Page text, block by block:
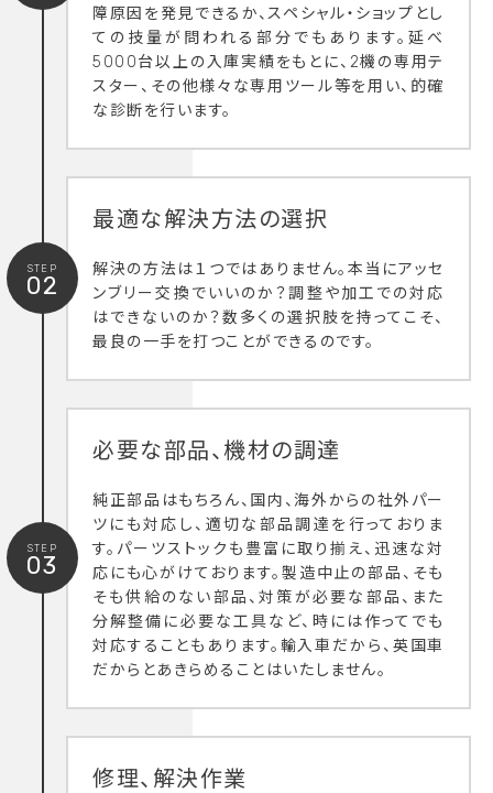
障原因を発見できるか、スペシャル・ショップとし
ての技量が問われる部分でもあります。延べ
5000台以上の入庫実績をもとに、2機の専用テ
スター、その他様々な専用ツール等を用い、的確
な診断を行います。
STEP
02
最適な解決方法の選択
解決の方法は１つではありません。本当にアッセ
ンブリー交換でいいのか？調整や加工での対応
はできないのか？数多くの選択肢を持ってこそ、
最良の一手を打つことができるのです。
STEP
03
必要な部品、機材の調達
純正部品はもちろん、国内、海外からの社外パー
ツにも対応し、適切な部品調達を行っておりま
す。パーツストックも豊富に取り揃え、迅速な対
応にも心がけております。製造中止の部品、そも
そも供給のない部品、対策が必要な部品、また
分解整備に必要な工具など、時には作ってでも
対応することもあります。輸入車だから、英国車
だからとあきらめることはいたしません。
修理、解決作業